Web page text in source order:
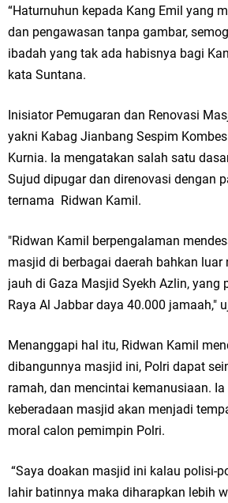
dan Ibu Hamil Narasi
Zakat Produktif Dorong Kemandirian UMKM,
Kembangkan Warung Bu Wiwik
Karang Taruna Gresik Perkuat Ekonomi
Islamic Center
Nila Yani Apresiasi Launching Komunitas
Takmir Masjid KH Robbach Ma’sum Gelar
Qurban dari Bupati & Kepala DPMPTSP Gresik
DPC PDI Perjuangan Gresik Tebar Berkah
Kurban untuk Ratusan Warga
Keluarga Besar dr. Titin Ekowati RS Wates
Bersolek, Siap Meriahkan HUT Ke 81 RI
“Haturnuhun kepada Kang Emil yang
dan pengawasan tanpa gambar,
ibadah yang tak ada habisnya bagi
kata Suntana.
Inisiator Pemugaran dan Renovasi
yakni Kabag Jianbang Sespim
Kurnia. Ia mengatakan salah satu
Sujud dipugar dan direnovasi dengan
ternama Ridwan Kamil.
"Ridwan Kamil berpengalaman
masjid di berbagai daerah bahkan luar
jauh di Gaza Masjid Syekh Azlin, yang
Raya Al Jabbar daya 40.000 jamaah,"
Menanggapi hal itu, Ridwan Kamil
dibangunnya masjid ini, Polri dapat
ramah, dan mencintai kemanusiaan. Ia
keberadaan masjid akan menjadi
moral calon pemimpin Polri.
“Saya doakan masjid ini kalau polisi-
lahir batinnya maka diharapkan lebih